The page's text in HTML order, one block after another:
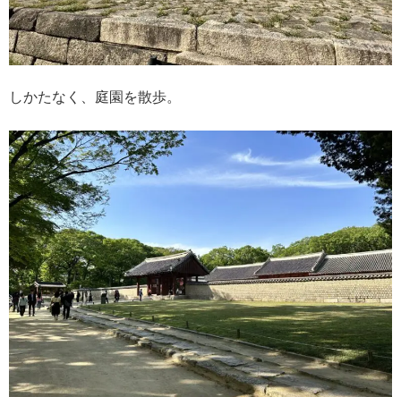
しかたなく、庭園を散歩。